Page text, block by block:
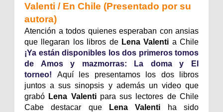
Valenti / En Chile (Presentado por su
autora)
Atención a todos quienes esperaban con ansias
que llegaran los libros de Lena Valenti a Chile
¡Ya están disponibles los dos primeros tomos
de Amos y mazmorras: La doma y El
torneo! Aquí les presentamos los dos libros
juntos a sus sinopsis y además un video que
grabó Lena Valenti para sus lectores de Chile
Cabe destacar que
Lena Valenti
ha sido